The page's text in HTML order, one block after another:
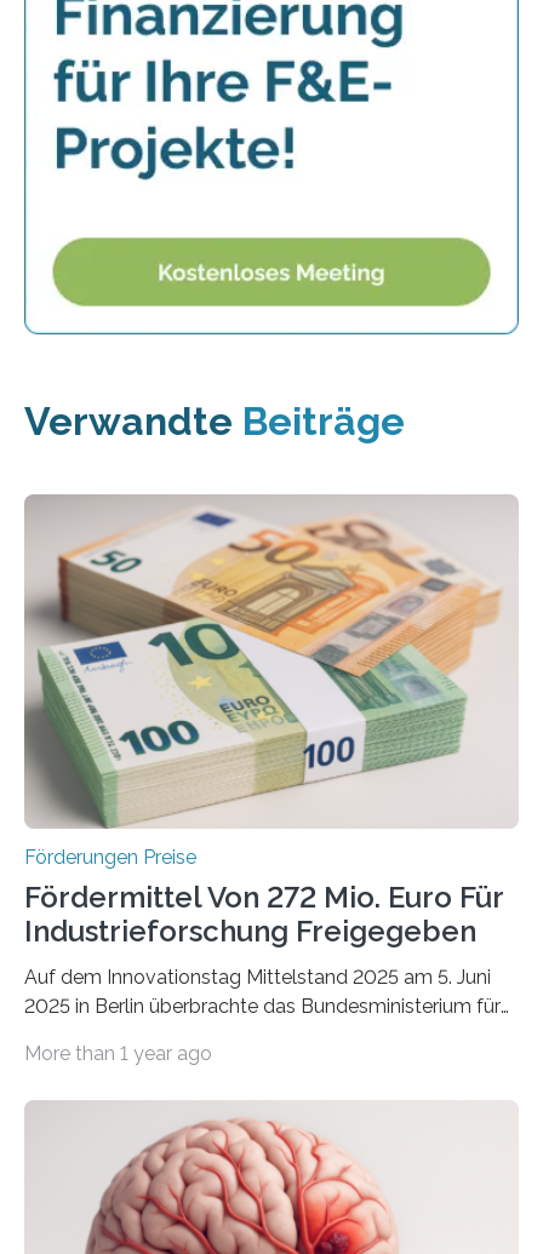
Verwandte Beiträge
Förderungen Preise
Fördermittel Von 272 Mio. Euro Für
Industrieforschung Freigegeben
Auf dem Innovationstag Mittelstand 2025 am 5. Juni
2025 in Berlin überbrachte das Bundesministerium für
Überplanmäßige Verpflichtungsermächtigungen in
Woche vom Haushaltsausschuss freigegeben – unter
anderem zur Unterstützung der
Industrieforschungsprogramme Industrielle
Gemeinschaftsforschung (IGF), Zentrales
Innovationsprogramm Mittelstand (ZIM) und
More than 1 year ago